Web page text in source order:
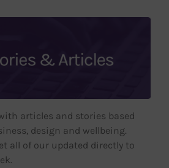
articles and stories based
design and wellbeing.
all of our updated directly to